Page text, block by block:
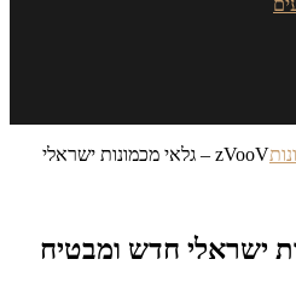
zVooV – גלאי מכמונות ישראלי